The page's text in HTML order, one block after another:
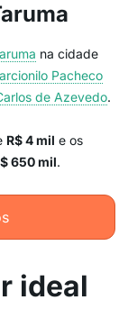
na cidade
Pacheco
de Azevedo.
R$ 4 mil e os
650 mil.
ideal